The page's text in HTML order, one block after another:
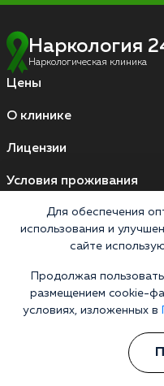
Наркология
Наркологическая клиника
Цены
О клинике
Лицензии
Условия проживания
Мы принимаем к оплате
Карты МИР
Для обеспечения
использования и
сайте
Продолжая
размещением cookie-
условиях, изложенных в